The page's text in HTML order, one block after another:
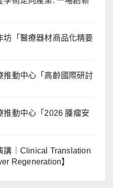
坊「醫療器材商品化精要
推動中心「高齡國際研討
推動中心「2026 腫瘤安
講｜Clinical Translation
Regeneration】